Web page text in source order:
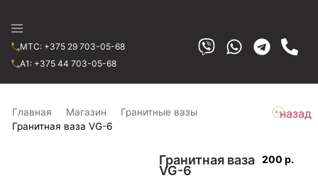
МТС: +375 29 703-05-68
A1: +375 44 703-05-68
Главная Магазин
Гранитные вазы
Гранитная ваза VG-6
назад
Гранитная ваза
VG-6
200 р.